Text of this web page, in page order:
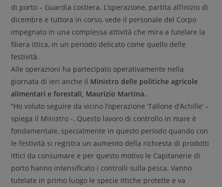
di porto – Guardia costiera. L’operazione, partita all’inizio di
dicembre e tuttora in corso, vede il personale del Corpo
impegnato in una complessa attività che mira a tutelare la
filiera ittica, in un periodo delicato come quello delle
festività.
Alle operazioni ha partecipato operativamente nella
giornata di ieri anche il Ministro delle politiche agricole
alimentari e forestali, Maurizio Martina.
“Ho voluto seguire da vicino l’operazione ‘Tallone d’Achille’ –
spiega il Ministro -. Questo lavoro di controllo in mare è
fondamentale, specialmente in questo periodo quando con
le festività si registra un aumento della richiesta di prodotti
ittici da consumare e per questo motivo le Capitanerie di
porto hanno intensificato i controlli sulla pesca. Vanno
tutelate in primo luogo le specie ittiche protette e va